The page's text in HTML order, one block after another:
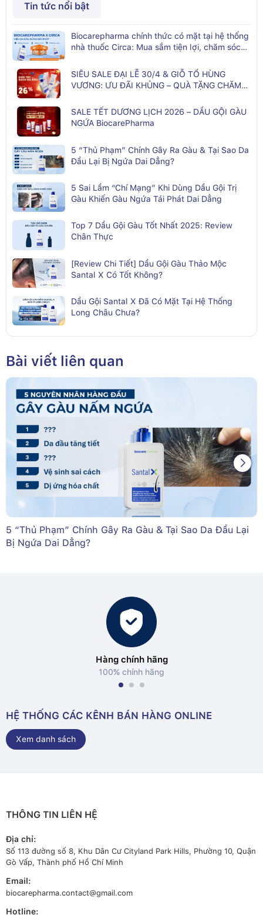
Tin tức nổi bật
Biocarepharma chính thức có mặt tại hệ thống
nhà thuốc Circa: Mua sắm tiện lợi, chăm sóc
SIÊU SALE ĐẠI LỄ 30/4 & GIỖ TỔ HÙNG
VƯƠNG: ƯU ĐÃI KHỦNG – QUÀ TẶNG CHĂM
SALE TẾT DƯƠNG LỊCH 2026 – DẦU GỘI GÀU
NGỨA BiocarePharma
5 “Thủ Phạm” Chính Gây Ra Gàu & Tại Sao Da
Đầu Lại Bị Ngứa Dai Dẳng?
5 Sai Lầm “Chí Mạng” Khi Dùng Dầu Gội Trị
Gàu Khiến Gàu Ngứa Tái Phát Dai Dẳng
Top 7 Dầu Gội Gàu Tốt Nhất 2025: Review
Chân Thực
[Review Chi Tiết] Dầu Gội Gàu Thảo Mộc
Santal X Có Tốt Không?
Dầu Gội Santal X Đã Có Mặt Tại Hệ Thống
Long Châu Chưa?
Bài viết liên quan
5 “Thủ Phạm” Chính Gây Ra Gàu & Tại Sao Da Đầu Lại
Bị Ngứa Dai Dẳng?
Hàng chính hãng
100% chính hãng
HỆ THỐNG CÁC KÊNH BÁN HÀNG ONLINE
Xem danh sách
THÔNG TIN LIÊN HỆ
Địa chỉ:
Số 113 đường số 8, Khu Dân Cư Cityland Park Hills, Phường 10, Quận
Gò Vấp, Thành phố Hồ Chí Minh
Email:
biocarepharma.contact@gmail.com
Hotline: